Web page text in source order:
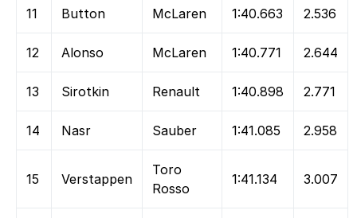
11 Button McLaren 1:40.663 2.536
12 Alonso McLaren 1:40.771 2.644
13 Sirotkin Renault 1:40.898 2.771
14 Nasr Sauber 1:41.085 2.958
15 Verstappen
Toro
Rosso
1:41.134 3.007